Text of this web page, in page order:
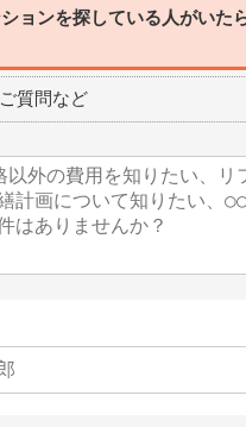
ョンを探している人がいた
質問など